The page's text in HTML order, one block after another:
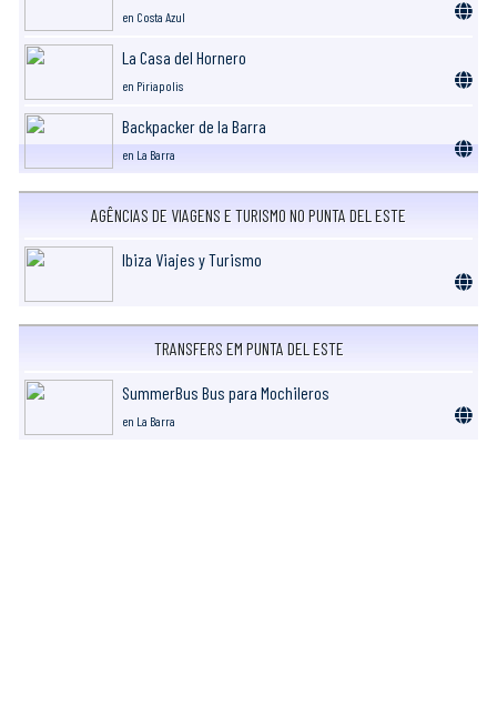
en Costa Azul
La Casa del Hornero
en Piriapolis
Backpacker de la Barra
en La Barra
AGÊNCIAS DE VIAGENS E TURISMO NO PUNTA DEL ESTE
Ibiza Viajes y Turismo
TRANSFERS EM PUNTA DEL ESTE
SummerBus Bus para Mochileros
en La Barra